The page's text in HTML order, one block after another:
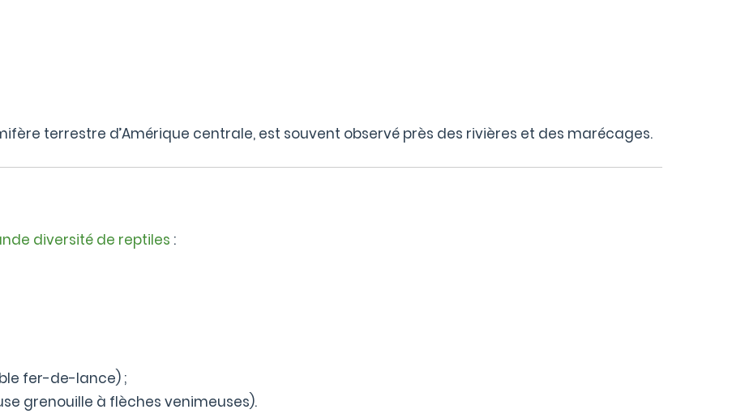
terrestre d’Amérique centrale, est souvent observé près des rivières et des marécages.
diversité de reptiles :
fer-de-lance) ;
grenouille à flèches venimeuses).